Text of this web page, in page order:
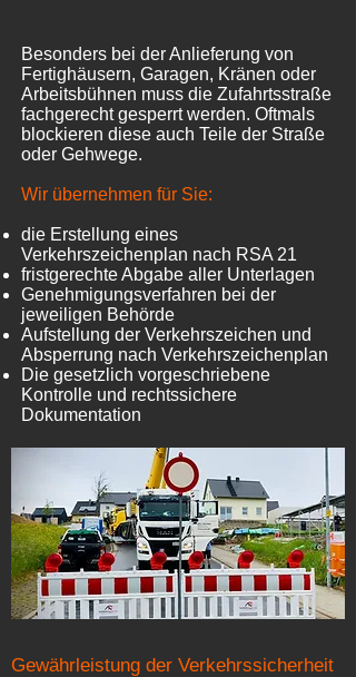
Besonders bei der Anlieferung von
Fertighäusern, Garagen, Kränen oder
Arbeitsbühnen muss die Zufahrtsstraße
fachgerecht gesperrt werden. Oftmals
blockieren diese auch Teile der Straße
oder Gehwege.
Wir übernehmen für Sie:
die Erstellung eines
Verkehrszeichenplan nach RSA 21
fristgerechte Abgabe aller Unterlagen
Genehmigungsverfahren bei der
jeweiligen Behörde
Aufstellung der Verkehrszeichen und
Absperrung nach Verkehrszeichenplan
Die gesetzlich vorgeschriebene
Kontrolle und rechtssichere
Dokumentation
Gewährleistung der Verkehrssicherheit